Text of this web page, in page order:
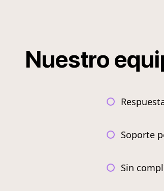
Nuestro
Soporte
Sin